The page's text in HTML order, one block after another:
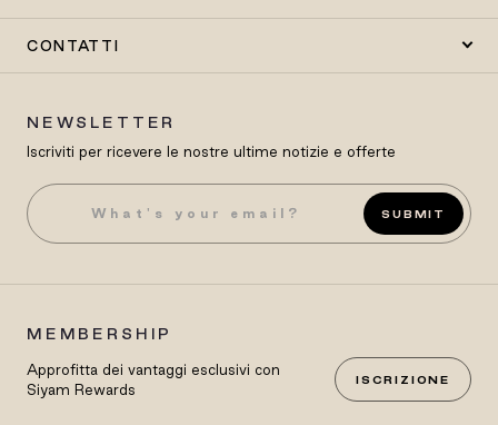
CONTATTI
NEWSLETTER
Iscriviti per ricevere le nostre ultime notizie e offerte
SUBMIT
MEMBERSHIP
Approfitta dei vantaggi esclusivi con
Siyam Rewards
ISCRIZIONE